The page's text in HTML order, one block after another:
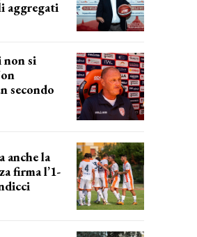
aggregati
non si
secondo
anche la
firma l’1-